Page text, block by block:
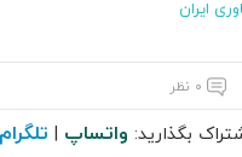
ایران
۰ نظر
بگذارید: واتساپ | تلگرام